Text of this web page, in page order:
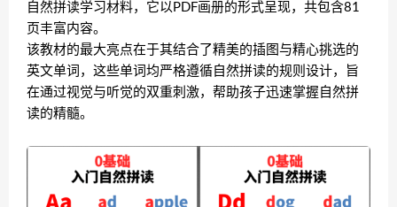
自然拼读学习材料，它以PDF画册的形式呈现，共包含81
页丰富内容。
该教材的最大亮点在于其结合了精美的插图与精心挑选的
英文单词，这些单词均严格遵循自然拼读的规则设计，旨
在通过视觉与听觉的双重刺激，帮助孩子迅速掌握自然拼
读的精髓。